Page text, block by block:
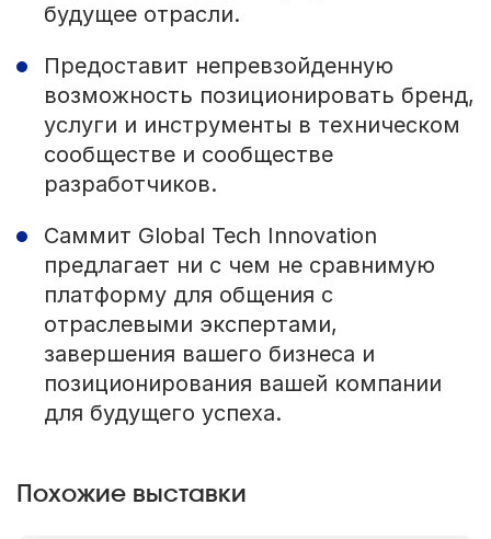
будущее отрасли.
Предоставит непревзойденную
возможность позиционировать бренд,
услуги и инструменты в техническом
сообществе и сообществе
разработчиков.
Саммит Global Tech Innovation
предлагает ни с чем не сравнимую
платформу для общения с
отраслевыми экспертами,
завершения вашего бизнеса и
позиционирования вашей компании
для будущего успеха.
Похожие выставки